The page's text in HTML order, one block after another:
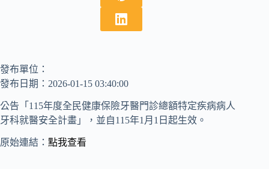
發布單位：
發布日期：2026-01-15 03:40:00
公告「115年度全民健康保險牙醫門診總額特定疾病病人
牙科就醫安全計畫」，並自115年1月1日起生效。
原始連結： 點我查看